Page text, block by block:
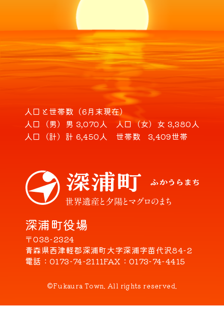
深浦町役場
〒038-2324
青森県西津軽郡深浦町大字深浦字苗代沢84-2
電話
0173-74-2111FAX 0173-74-4415
人口と世帯数（6月末現在）
人口（男） 男 3,070人 人口（女） 女 3,380人
人口（計） 計 6,450人 世帯数 3,409世帯
©Fukaura Town. All rights reserved.